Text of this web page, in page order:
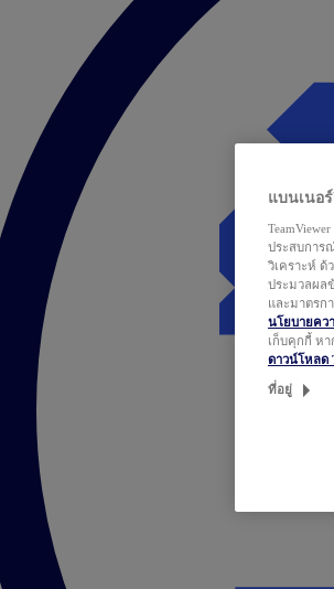
แบนเนอ
ประสบการ
วิเคราะห์ ด้
ประมวลผล
และมาตรก
นโยบายคว
เก็บคุกกี้ ห
ดาวน์โหลด
ที่อยู่